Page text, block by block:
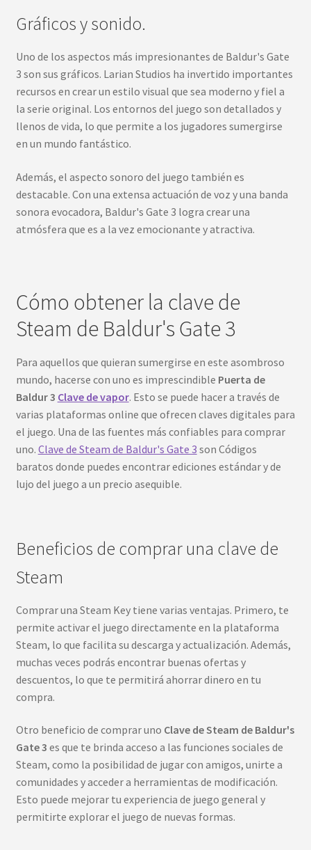
Gráficos y sonido.
Uno de los aspectos más impresionantes de Baldur's Gate
3 son sus gráficos. Larian Studios ha invertido importantes
recursos en crear un estilo visual que sea moderno y fiel a
la serie original. Los entornos del juego son detallados y
llenos de vida, lo que permite a los jugadores sumergirse
en un mundo fantástico.
Además, el aspecto sonoro del juego también es
destacable. Con una extensa actuación de voz y una banda
sonora evocadora, Baldur's Gate 3 logra crear una
atmósfera que es a la vez emocionante y atractiva.
Cómo obtener la clave de
Steam de Baldur's Gate 3
Para aquellos que quieran sumergirse en este asombroso
mundo, hacerse con uno es imprescindible Puerta de
Baldur 3 Clave de vapor. Esto se puede hacer a través de
varias plataformas online que ofrecen claves digitales para
el juego. Una de las fuentes más confiables para comprar
uno. Clave de Steam de Baldur's Gate 3 son Códigos
baratos donde puedes encontrar ediciones estándar y de
lujo del juego a un precio asequible.
Beneficios de comprar una clave de
Steam
Comprar una Steam Key tiene varias ventajas. Primero, te
permite activar el juego directamente en la plataforma
Steam, lo que facilita su descarga y actualización. Además,
muchas veces podrás encontrar buenas ofertas y
descuentos, lo que te permitirá ahorrar dinero en tu
compra.
Otro beneficio de comprar uno Clave de Steam de Baldur's
Gate 3 es que te brinda acceso a las funciones sociales de
Steam, como la posibilidad de jugar con amigos, unirte a
comunidades y acceder a herramientas de modificación.
Esto puede mejorar tu experiencia de juego general y
permitirte explorar el juego de nuevas formas.